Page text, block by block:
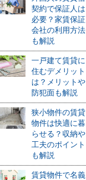
契約で保証人は
必要？家賃保証
会社の利用方法
も解説
一戸建て賃貸に
住むデメリット
は？メリットや
防犯面も解説
狭小物件の賃貸
物件は快適に暮
らせる？収納や
工夫のポイント
も解説
賃貸物件で名義